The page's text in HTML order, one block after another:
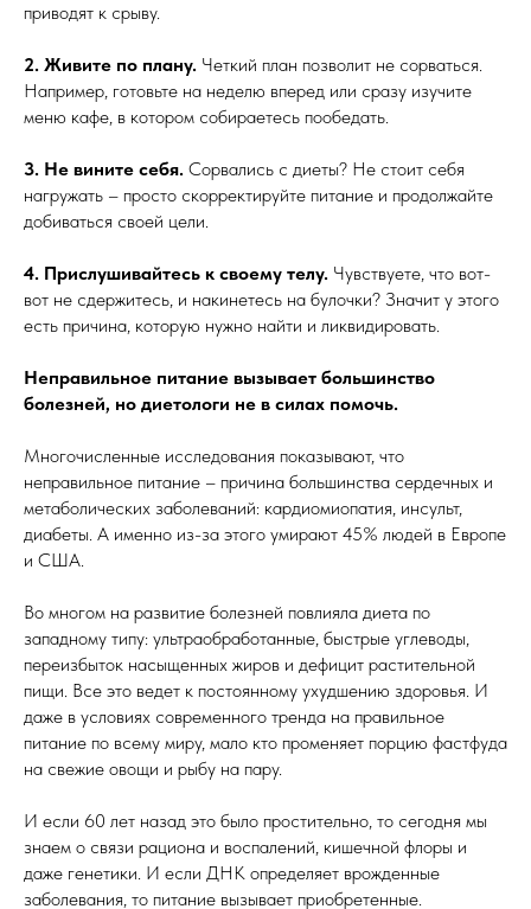
приводят к срыву.
2. Живите по плану. Четкий план позволит не сорваться.
Например, готовьте на неделю вперед или сразу изучите
меню кафе, в котором собираетесь пообедать.
3. Не вините себя. Сорвались с диеты? Не стоит себя
нагружать – просто скорректируйте питание и продолжайте
добиваться своей цели.
4. Прислушивайтесь к своему телу. Чувствуете, что вот-
вот не сдержитесь, и накинетесь на булочки? Значит у этого
есть причина, которую нужно найти и ликвидировать.
Неправильное питание вызывает большинство
болезней, но диетологи не в силах помочь.
Многочисленные исследования показывают, что
неправильное питание – причина большинства сердечных и
метаболических заболеваний: кардиомиопатия, инсульт,
диабеты. А именно из-за этого умирают 45% людей в Европе
и США.
Во многом на развитие болезней повлияла диета по
западному типу: ультраобработанные, быстрые углеводы,
переизбыток насыщенных жиров и дефицит растительной
пищи. Все это ведет к постоянному ухудшению здоровья. И
даже в условиях современного тренда на правильное
питание по всему миру, мало кто променяет порцию фастфуда
на свежие овощи и рыбу на пару.
И если 60 лет назад это было простительно, то сегодня мы
знаем о связи рациона и воспалений, кишечной флоры и
даже генетики. И если ДНК определяет врожденные
заболевания, то питание вызывает приобретенные.